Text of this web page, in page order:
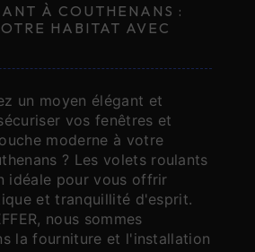
À COUTHENANS :
HABITAT AVEC
un moyen élégant et
vos fenêtres et
moderne à votre
? Les volets roulants
idéale pour vous offrir
et tranquillité d'esprit.
nous sommes
la fourniture et l'installation